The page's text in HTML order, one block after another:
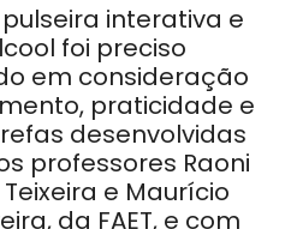
interativa e
foi preciso
em consideração
praticidade e
desenvolvidas
professores Raoni
e Maurício
da FAET, e com